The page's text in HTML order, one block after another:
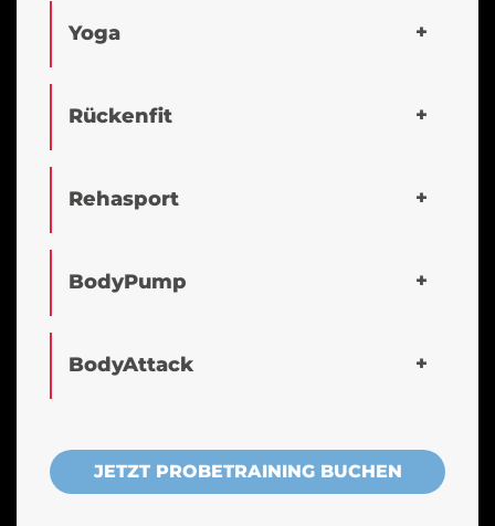
Yoga
Rückenfit
Rehasport
BodyPump
BodyAttack
JETZT PROBETRAINING BUCHEN